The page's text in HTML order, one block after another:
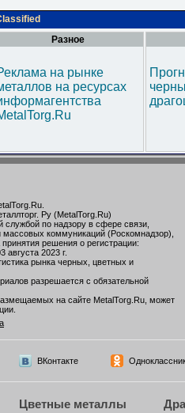
Разное
на рынке
на ресурсах
Ру (MetalTorg.Ru)
службой по надзору в сфере связи,
коммуникаций (Роскомнадзор),
решения о регистрации:
2023 г.
рынка черных, цветных и
разрешается с обязательной
на сайте MetalTorg.Ru, может
ВКонтакте
Цветные металлы